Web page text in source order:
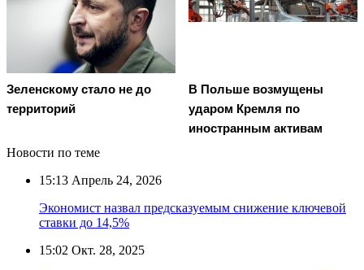
Зеленскому стало не до
территорий
В Польше возмущены
ударом Кремля по
иностранным активам
Новости по теме
15:13 Апрель 24, 2026
Экономист назвал предсказуемым снижение ключевой
ставки до 14,5%
15:02 Окт. 28, 2025